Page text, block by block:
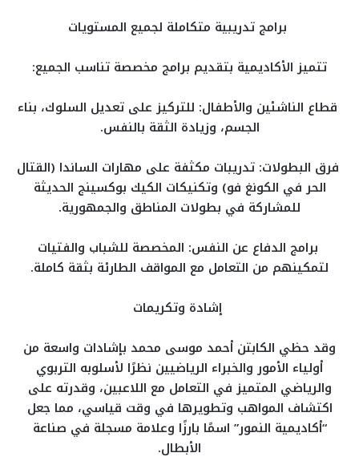
برامج تدريبية متكاملة لجميع المستويات
تتميز الأكاديمية بتقديم برامج مخصصة تناسب الجميع:
قطاع الناشئين والأطفال: للتركيز على تعديل السلوك، بناء
الجسم، وزيادة الثقة بالنفس.
فرق البطولات: تدريبات مكثفة على مهارات الساندا (القتال
الحر في الكونغ فو) وتكنيكات الكيك بوكسينج الحديثة
للمشاركة في بطولات المناطق والجمهورية.
برامج الدفاع عن النفس: المخصصة للشباب والفتيات
لتمكينهم من التعامل مع المواقف الطارئة بثقة كاملة.
إشادة وتكريمات
وقد حظي الكابتن أحمد موسى محمد بإشادات واسعة من
أولياء الأمور والخبراء الرياضيين نظرًا لأسلوبه التربوي
والرياضي المتميز في التعامل مع اللاعبين، وقدرته على
اكتشاف المواهب وتطويرها في وقت قياسي، مما جعل
“أكاديمية النمور” اسمًا بارزًا وعلامة مسجلة في صناعة
الأبطال.